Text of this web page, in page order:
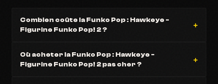
Combien coûte la Funko Pop : Hawkeye -
Figurine Funko Pop! 2 ?
Où acheter la Funko Pop : Hawkeye -
Figurine Funko Pop! 2 pas cher ?